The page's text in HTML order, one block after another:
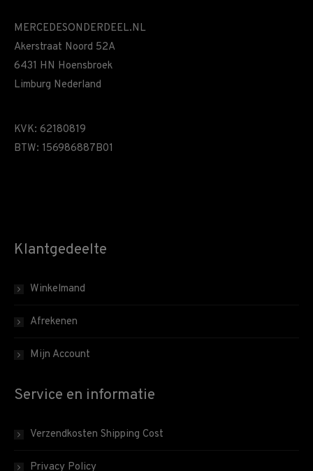
MERCEDESONDERDEEL.NL
Akerstraat Noord 52A
6431 HN Hoensbroek
Limburg Nederland
KVK: 62180819
BTW: 156986887B01
Klantgedeelte
Winkelmand
Afrekenen
Mijn Account
Service en informatie
Verzendkosten Shipping Cost
Privacy Policy